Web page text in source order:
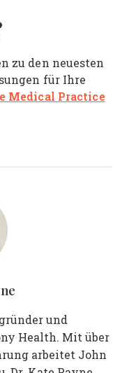
zu den neuesten
für Ihre
Medical Practice
und
Health. Mit über
arbeitet John